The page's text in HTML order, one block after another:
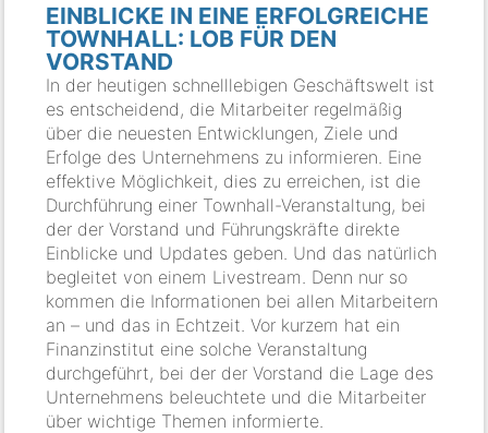
EINBLICKE IN EINE ERFOLGREICHE
TOWNHALL: LOB FÜR DEN
VORSTAND
In der heutigen schnelllebigen Geschäftswelt ist
es entscheidend, die Mitarbeiter regelmäßig
über die neuesten Entwicklungen, Ziele und
Erfolge des Unternehmens zu informieren. Eine
effektive Möglichkeit, dies zu erreichen, ist die
Durchführung einer Townhall-Veranstaltung, bei
der der Vorstand und Führungskräfte direkte
Einblicke und Updates geben. Und das natürlich
begleitet von einem Livestream. Denn nur so
kommen die Informationen bei allen Mitarbeitern
an – und das in Echtzeit. Vor kurzem hat ein
Finanzinstitut eine solche Veranstaltung
durchgeführt, bei der der Vorstand die Lage des
Unternehmens beleuchtete und die Mitarbeiter
über wichtige Themen informierte.